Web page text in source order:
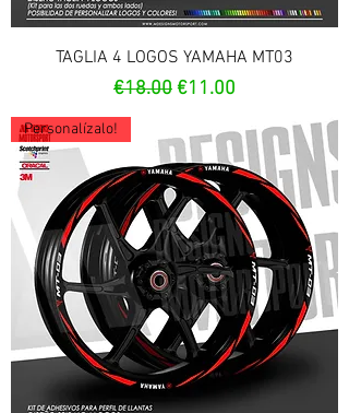
TAGLIA 4 LOGOS YAMAHA MT03
Regular Price
€18.00Sale Price
€11.00
Personalízalo!